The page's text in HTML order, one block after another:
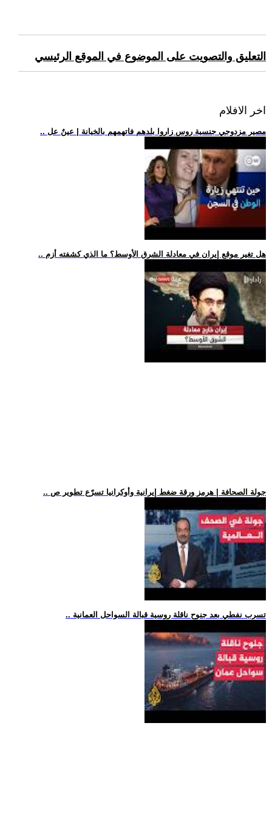
التعليق والتصويت على الموضوع في الموقع الرئيسي
اخر الافلام
.. مصير مزدوجي جنسية روس زاروا بلدهم فاتهمهم بالخيانة | عينٌ عل
.. هل تغير موقع إيران في معادلة الشرق الأوسط؟ ما الذي كشفته أزم
.. جولة الصحافة | هرمز ورقة ضغط إيرانية وأوكرانيا تسرّع تطوير ص
.. تسرب نفطي بعد جنوح ناقلة روسية قبالة السواحل العمانية